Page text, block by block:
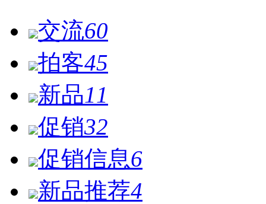
交流60
拍客45
新品11
促销32
促销信息6
新品推荐4